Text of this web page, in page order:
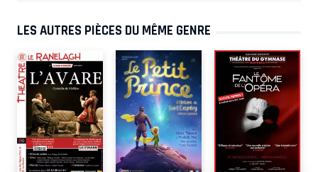
LES AUTRES PIÈCES DU MÊME GENRE